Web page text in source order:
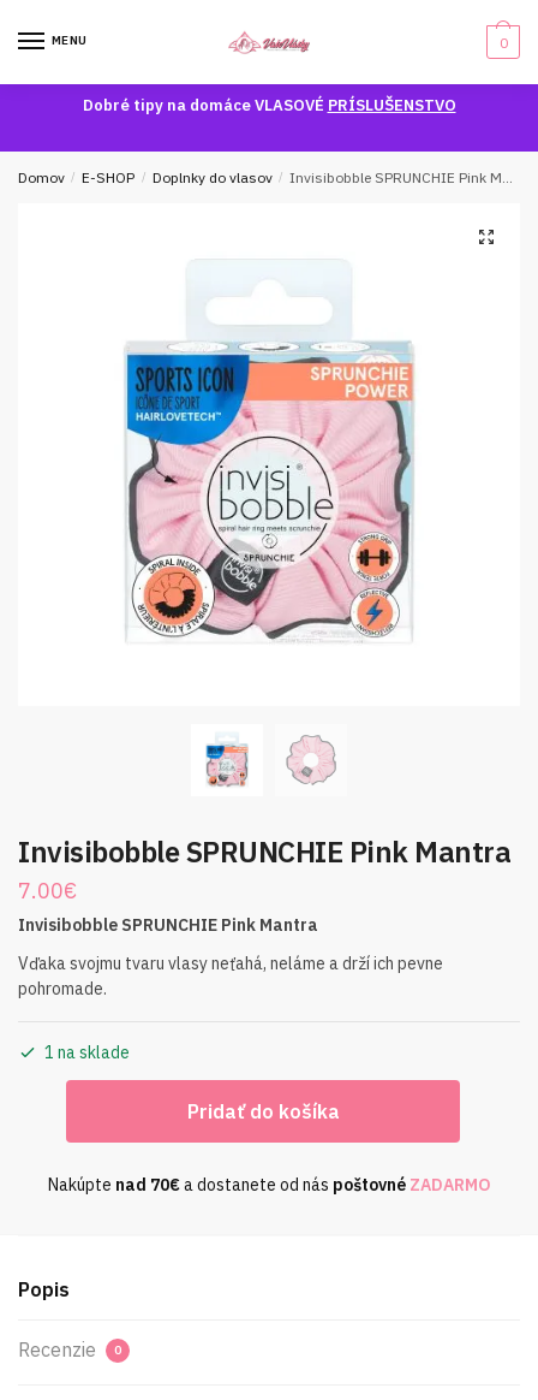
MENU 0
Dobré tipy na domáce VLASOVÉ PRÍSLUŠENSTVO
Domov / E-SHOP / Doplnky do vlasov / Invisibobble SPRUNCHIE Pink Mantra
🔍
Invisibobble SPRUNCHIE Pink Mantra
7.00€
Invisibobble SPRUNCHIE Pink Mantra
Vďaka svojmu tvaru vlasy neťahá, neláme a drží ich pevne
pohromade.
1 na sklade
SPRUNCHIE
Pink
Pridať do košíka
Nakúpte nad 70€a dostanete od nás poštovné ZADARMO
Popis
Recenzie 0